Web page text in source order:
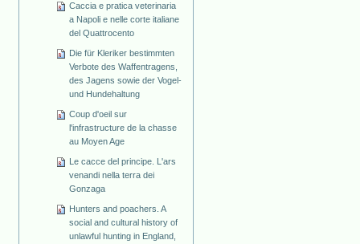
Caccia e pratica veterinaria
a Napoli e nelle corte italiane
del Quattrocento
Die für Kleriker bestimmten
Verbote des Waffentragens,
des Jagens sowie der Vogel-
und Hundehaltung
Coup d'oeil sur
l'infrastructure de la chasse
au Moyen Age
Le cacce del principe. L'ars
venandi nella terra dei
Gonzaga
Hunters and poachers. A
social and cultural history of
unlawful hunting in England,